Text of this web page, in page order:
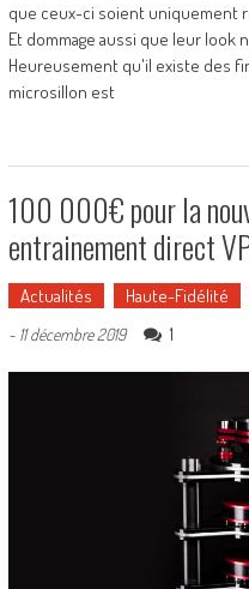
que ceux-ci soient uniquement
Et dommage aussi que leur
Heureusement qu'il existe des
microsillon est
100 000€ pour la
entrainement direct
Actualités Haute-Fidélité
- 11 décembre 2019 1